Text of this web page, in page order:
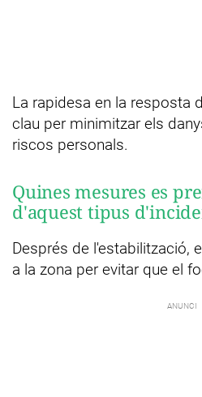
La rapidesa en la resposta
clau per minimitzar els
riscos personals.
Quines mesures es
d'aquest tipus
Després de l'estabilització,
a la zona per evitar que el